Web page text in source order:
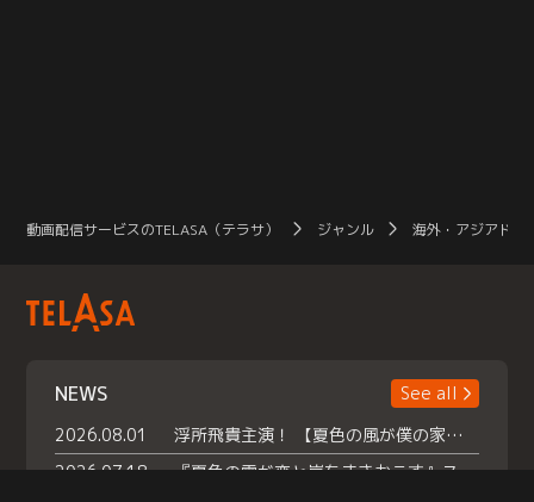
動画配信サービスのTELASA（テラサ） ジャンル 海外・アジアドラ
NEWS
See all
2026.08.01
浮所飛貴主演！ 【夏色の風が僕の家にやってきた】 本日よりテラサで独占配信スタート！
2026.07.18
『夏色の雲が恋と嵐をまきおこす』スペシャルメイキング 【Part1】2026年７月18日（土）23時30分～配信スタート！話題のシーンの裏側を大公開！豪華キャスト大集合！ 『武宮家 真夏の家族会議』開催！